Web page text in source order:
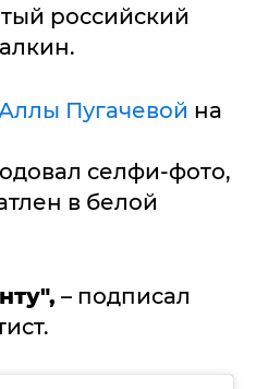
российский
Пугачевой на
селфи-фото,
в белой
– подписал